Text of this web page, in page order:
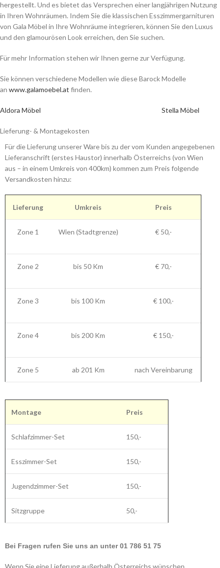
hergestellt. Und es bietet das Versprechen einer langjährigen Nutzung
in Ihren Wohnräumen. Indem Sie die klassischen Esszimmergarnituren
von Gala Möbel in Ihre Wohnräume integrieren, können Sie den Luxus
und den glamourösen Look erreichen, den Sie suchen.
Für mehr Information stehen wir Ihnen gerne zur Verfügung.
Sie können verschiedene Modellen wie diese Barock Modelle
an www.galamoebel.at finden.
Aldora Möbel Stella Möbel
Lieferung- & Montagekosten
Für die Lieferung unserer Ware bis zu der vom Kunden angegebenen
Lieferanschrift (erstes Haustor) innerhalb Österreichs (von Wien
aus – in einem Umkreis von 400km) kommen zum Preis folgende
Versandkosten hinzu:
Lieferung Umkreis Preis
Zone 1 Wien (Stadtgrenze) € 50,-
Zone 2 bis 50 Km € 70,-
Zone 3 bis 100 Km € 100,-
Zone 4 bis 200 Km € 150,-
Zone 5 ab 201 Km nach Vereinbarung
Montage Preis
Schlafzimmer-Set 150,-
Esszimmer-Set 150,-
Jugendzimmer-Set 150,-
Sitzgruppe 50,-
Bei Fragen rufen Sie uns an unter 01 786 51 75